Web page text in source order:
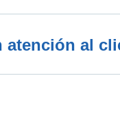
atención al